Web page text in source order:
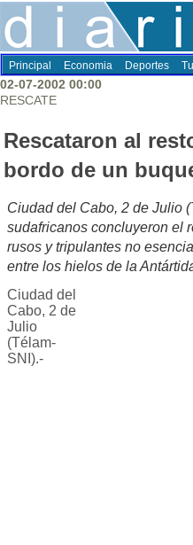
Principal Economia Deportes
02-07-2002 00:00
RESCATE
Rescataron al
bordo de un
Ciudad del Cabo, 2 de Julio
sudafricanos concluyeron el
rusos y tripulantes no
entre los hielos de la
Ciudad del
Cabo, 2 de
Julio
(Télam-
SNI).-